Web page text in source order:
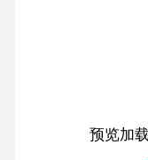
预览加